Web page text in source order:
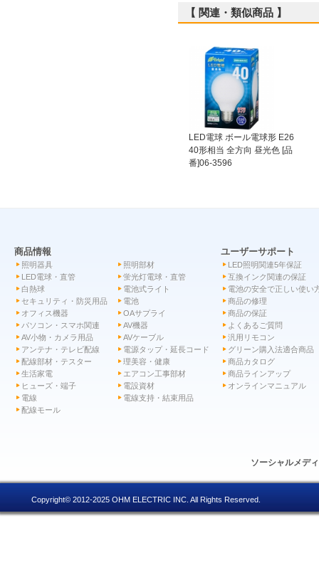
【 関連・類似商品 】
LED電球 ボール電球形 E26
40形相当 全方向 昼光色 [品
番]06-3596
商品情報
照明器具
照明部材
LED電球・直管
蛍光灯電球・直管
白熱球
電池式ライト
セキュリティ・防災用品
電池
オフィス機器
OAサプライ
パソコン・スマホ関連
AV機器
AV小物・カメラ用品
AVケーブル
アンテナ・テレビ配線
電源タップ・延長コード
配線部材・テスター
理美容・健康
生活家電
エアコン工事部材
ヒューズ・端子
電設資材
電線
電線支持・結束用品
配線モール
ユーザーサポート
LED照明関連5年保証
互換インク関連の保証
電池の安全で正しい使い
商品の修理
商品の保証
よくあるご質問
汎用リモコン
グリーン購入法適合商品
商品カタログ
商品ラインアップ
オンラインマニュアル
ソーシャルメデ
Copyright© 2012-2025 OHM ELECTRIC INC. All Rights Reserved.